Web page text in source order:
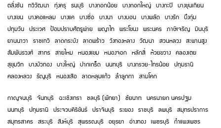
ตลิ่งชัน ทวีวัฒนา ทุ่งครุ ธนบุรี บางกอกน้อย บางกอกใหญ่ บางกะปิ บางขุนเทียน
บางเขน บางคอแหลม บางแค บางซื่อ บางนา บางบอน บางพลัด บางรัก บึงกุ่ม
ปทุมวัน ประเวศ ป้อมปราบศัตรูพ่าย พญาไท พระโขนง พระนคร ภาษีเจริญ มีนบุรี
ยานนาวา ราชเทวี ลาดกระบัง ลาดพร้าว วังทองหลาง วัฒนา สวนหลวง สะพานสูง
สัมพันธวงศ์ สาทร สายไหม หนองแขม หนองจอก หลักสี่ ห้วยขวาง คลองเตย
สุขุมวิท บางบัวทอง บางใหญ่ ปากเกร็ด นนทบุรี บางกรวย-ไทรน้อย ปทุมธานี
คลองหลวง ธัญบุรี หนองเสือ ลาดหลุมแก้ว ลำลูกกา สามโคก
กาญจนบุรี จันทบุรี ฉะเชิงเทรา ชลบุรี (พัทยา) ชัยนาท นครนายกนครปฐม
นนทบุรี ปทุมธานี ประจวบคีรีขันธ์ ปราจีนบุรี ระยอง ราชบุรี ลพบุรี สมุทรปราการ
สมุทรสาคร สระบุรี สิงห์บุรี สุพรรณบุรี อยุธยา อ่างทอง เพชรบุรี กำแพงเพชร